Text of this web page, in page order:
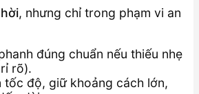
, nhưng chỉ trong phạm vi an
đúng chuẩn nếu thiếu nhẹ
rõ).
tốc độ, giữ khoảng cách lớn,